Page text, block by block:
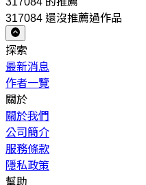
317084 還沒推薦過作品
探索
最新消息
作者一覽
關於
關於我們
公司簡介
服務條款
隱私政策
幫助